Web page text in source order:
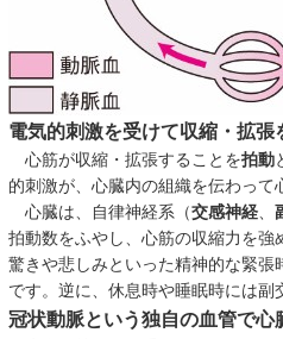
電気的刺激を受けて収縮・拡張
心筋が収縮・拡張することを拍動
的刺激が、心臓内の組織を伝わって
心臓は、自律神経系（交感神経、
拍動数をふやし、心筋の収縮力を強
驚きや悲しみといった精神的な緊
です。逆に、休息時や睡眠時には副
冠状動脈という独自の血管で心